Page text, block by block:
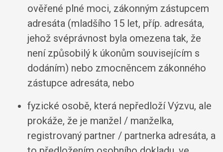
ověřené plné moci, zákonným zástupcem
adresáta (mladšího 15 let, příp. adresáta,
jehož svéprávnost byla omezena tak, že
není způsobilý k úkonům souvisejícím s
dodáním) nebo zmocněncem zákonného
zástupce adresáta, nebo
fyzické osobě, která nepředloží Výzvu, ale
prokáže, že je manžel / manželka,
registrovaný partner / partnerka adresáta, a